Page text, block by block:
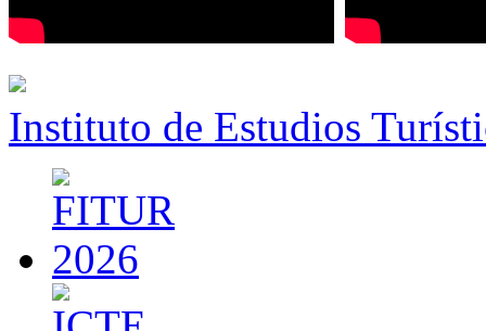
Instituto de Estudios